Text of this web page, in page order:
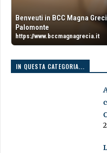
Benveuti in BCC Magna
Palomonte
https://www.bccmagnagrecia.it
IN QUESTA CATEGORIA...